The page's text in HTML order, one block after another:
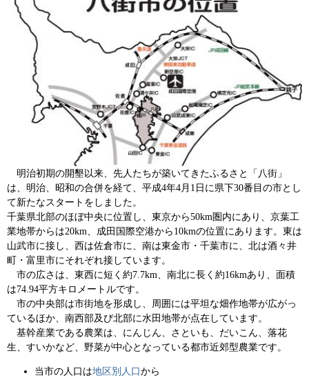
明治初期の開墾以来、先人たちが築いてきたふるさと「八街」
は、明治、昭和の合併を経て、平成4年4月1日に県下30番目の市とし
て新たなスタートをしました。
千葉県北部のほぼ中央に位置し、東京から50km圏内にあり、京葉工
業地帯からは20km、成田国際空港から10kmの位置にあります。東は
山武市に接し、西は佐倉市に、南は東金市・千葉市に、北は酒々井
町・富里市にそれぞれ接しています。
市の広さは、東西に短く約7.7km、南北に長く約16kmあり、面積
は74.94平方キロメートルです。
市の中央部は市街地を形成し、周囲には平坦な畑作地帯が広がっ
ているほか、南西部及び北部に水田地帯が点在しています。
基幹産業である農業は、にんじん、さといも、だいこん、落花
生、すいかなど、野菜が中心となっている都市近郊型農業です。
当市の人口は地区別人口 から